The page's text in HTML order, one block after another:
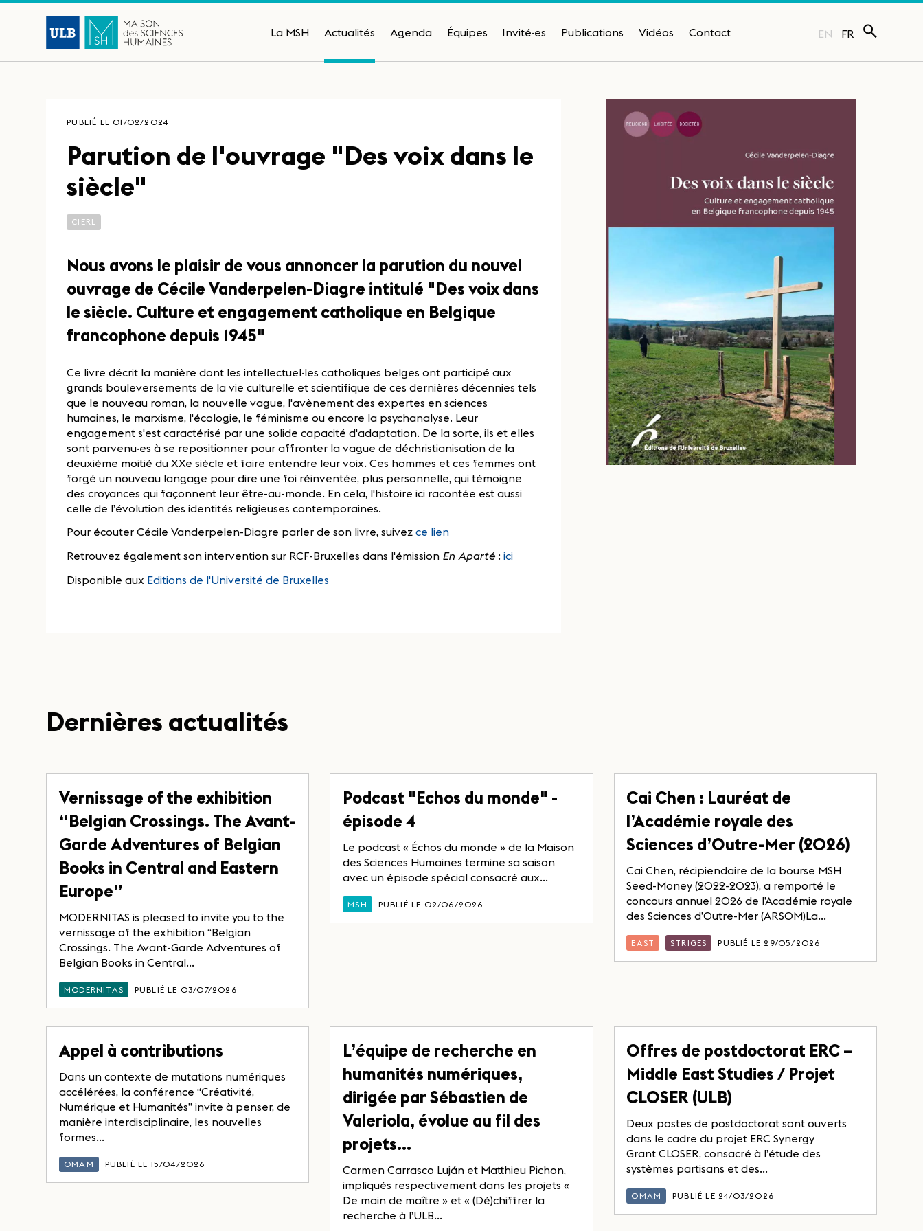
La MSH Actualités Agenda Équipes Invité·es Publications Vidéos Contact EN FR
PUBLIÉ LE 01/02/2024
Parution de l'ouvrage "Des voix dans le
siècle"
CIERL
Nous avons le plaisir de vous annoncer la parution du nouvel
ouvrage de Cécile Vanderpelen-Diagre intitulé "Des voix dans
le siècle. Culture et engagement catholique en Belgique
francophone depuis 1945"
Ce livre décrit la manière dont les intellectuel·les catholiques belges ont participé aux
grands bouleversements de la vie culturelle et scientifique de ces dernières décennies tels
que le nouveau roman, la nouvelle vague, l'avènement des expertes en sciences
humaines, le marxisme, l'écologie, le féminisme ou encore la psychanalyse. Leur
engagement s'est caractérisé par une solide capacité d'adaptation. De la sorte, ils et elles
sont parvenu·es à se repositionner pour affronter la vague de déchristianisation de la
deuxième moitié du XXe siècle et faire entendre leur voix. Ces hommes et ces femmes ont
forgé un nouveau langage pour dire une foi réinventée, plus personnelle, qui témoigne
des croyances qui façonnent leur être-au-monde. En cela, l'histoire ici racontée est aussi
celle de l’évolution des identités religieuses contemporaines.
Pour écouter Cécile Vanderpelen-Diagre parler de son livre, suivezce lien
Retrouvez également son intervention sur RCF-Bruxelles dans l'émission En Aparté :ici
Disponible aux Editions de l'Université de Bruxelles
Dernières actualités
Vernissage of the exhibition
“Belgian Crossings. The Avant-
Garde Adventures of Belgian
Books in Central and Eastern
Europe”
MODERNITAS is pleased to invite you to the
vernissage of the exhibition “Belgian
Crossings. The Avant-Garde Adventures of
Belgian Books in Central...
MODERNITAS PUBLIÉ LE 03/07/2026
Podcast "Echos du monde" -
épisode 4
Le podcast « Échos du monde » de la Maison
des Sciences Humaines termine sa saison
avec un épisode spécial consacré aux...
MSH PUBLIÉ LE 02/06/2026
Cai Chen : Lauréat de
l’Académie royale des
Sciences d’Outre-Mer (2026)
Cai Chen, récipiendaire de la bourse MSH
Seed-Money (2022-2023), a remporté le
concours annuel 2026 de l’Académie royale
des Sciences d’Outre-Mer (ARSOM)La...
EAST STRIGES PUBLIÉ LE 29/05/2026
Appel à contributions
Dans un contexte de mutations numériques
accélérées, la conférence “Créativité,
Numérique et Humanités” invite à penser, de
manière interdisciplinaire, les nouvelles
formes...
OMAM PUBLIÉ LE 15/04/2026
L’équipe de recherche en
humanités numériques,
dirigée par Sébastien de
Valeriola, évolue au fil des
projets…
Carmen Carrasco Luján et Matthieu Pichon,
impliqués respectivement dans les projets «
De main de maître » et « (Dé)chiffrer la
recherche à l’ULB...
Offres de postdoctorat ERC –
Middle East Studies / Projet
CLOSER (ULB)
Deux postes de postdoctorat sont ouverts
dans le cadre du projet ERC Synergy
Grant CLOSER, consacré à l’étude des
systèmes partisans et des...
OMAM PUBLIÉ LE 24/03/2026